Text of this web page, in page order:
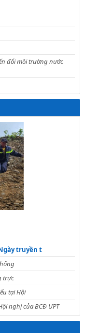
đổi môi trường nước
truyền t
trực
tại Hội
nghị của BCĐ ƯPT